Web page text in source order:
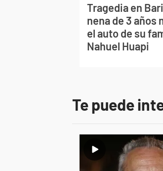
Tragedia en
nena de 3 años
el auto de su
Nahuel Huapi
Te puede